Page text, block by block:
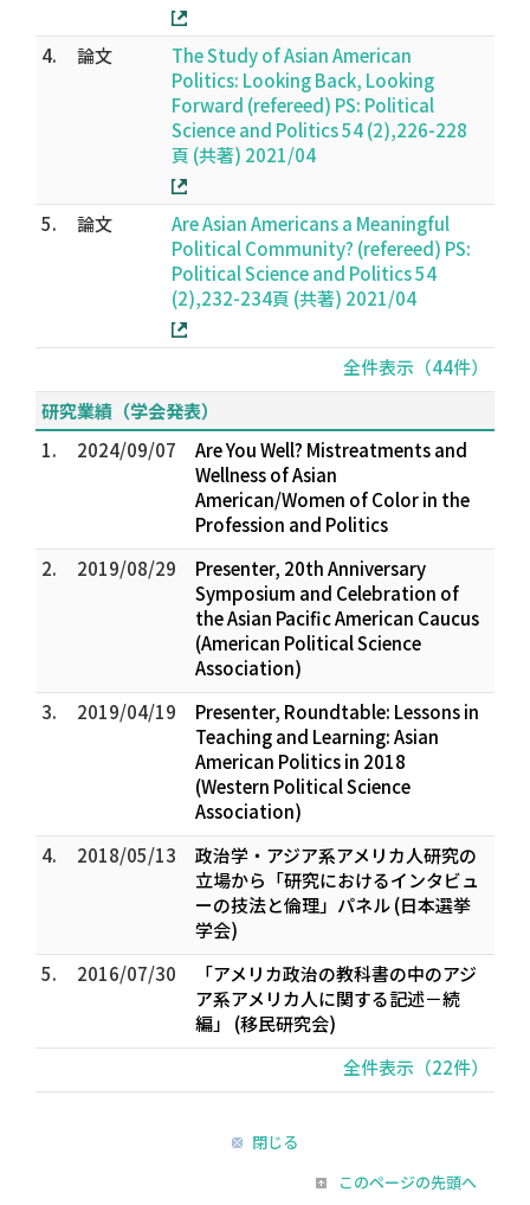
4. 論文
The Study of Asian American
Politics: Looking Back, Looking
Forward (refereed) PS: Political
Science and Politics 54 (2),226-228
頁 (共著) 2021/04
5. 論文
Are Asian Americans a Meaningful
Political Community? (refereed) PS:
Political Science and Politics 54
(2),232-234頁 (共著) 2021/04
全件表示（44件）
研究業績（学会発表）
1.
2024/09/07
Are You Well? Mistreatments and
Wellness of Asian
American/Women of Color in the
Profession and Politics
2.
2019/08/29
Presenter, 20th Anniversary
Symposium and Celebration of
the Asian Pacific American Caucus
(American Political Science
Association)
3.
2019/04/19
Presenter, Roundtable: Lessons in
Teaching and Learning: Asian
American Politics in 2018
(Western Political Science
Association)
4.
2018/05/13
政治学・アジア系アメリカ人研究の
立場から「研究におけるインタビュ
ーの技法と倫理」パネル (日本選挙
学会)
5.
2016/07/30
「アメリカ政治の教科書の中のアジ
ア系アメリカ人に関する記述－続
編」 (移民研究会)
全件表示（22件）
閉じる
このページの先頭へ